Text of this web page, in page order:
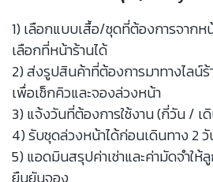
1) เลือกแบบเสื้อ/ชุดที่ต้องการจากห
เลือกที่หน้าร้านได้
2) ส่งรูปสินค้าที่ต้องการมาทางไลน์ร้
เพื่อเช็กคิวและจองล่วงหน้า
3) แจ้งวันที่ต้องการใช้งาน (กี่วัน / เ
4) รับชุดล่วงหน้าได้ก่อนเดินทาง 2
5) แอดมินสรุปค่าเช่าและค่ามัดจำใ
ยืนยันจอง